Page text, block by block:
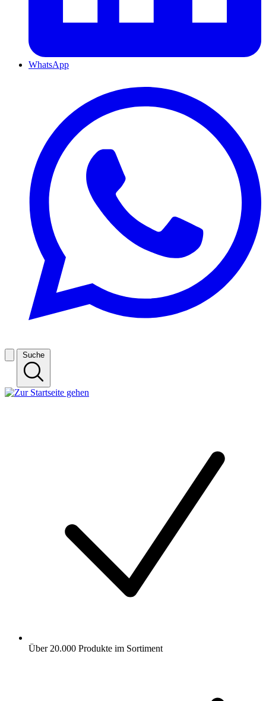
WhatsApp
Suche
Über 20.000 Produkte im Sortiment